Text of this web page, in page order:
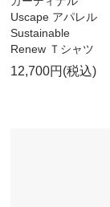
Uscape アパレル
Sustainable
Renew Ｔシャツ
12,700円(税込)